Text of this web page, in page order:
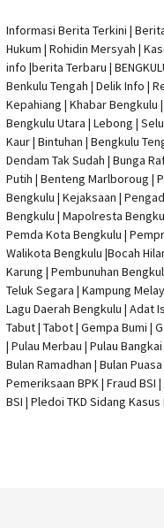
Informasi Berita Terkini |
Hukum | Rohidin Mersyah |
info |berita Terbaru |
Benkulu Tengah | Delik Info |
Kepahiang | Khabar Bengkulu |
Bengkulu Utara | Lebong |
Kaur | Bintuhan | Bengkulu
Dendam Tak Sudah | Bunga
Putih | Benteng Marlboroug |
Bengkulu | Kejaksaan |
Bengkulu | Mapolresta
Pemda Kota Bengkulu |
Walikota Bengkulu |Bocah
Karung | Pembunuhan
Teluk Segara | Kampung
Lagu Daerah Bengkulu | Adat
Tabut | Tabot | Gempa Bumi |
| Pulau Merbau | Pulau
Bulan Ramadhan | Bulan Puasa
Pemeriksaan BPK | Fraud BSI |
BSI | Pledoi TKD Sidang Kasus